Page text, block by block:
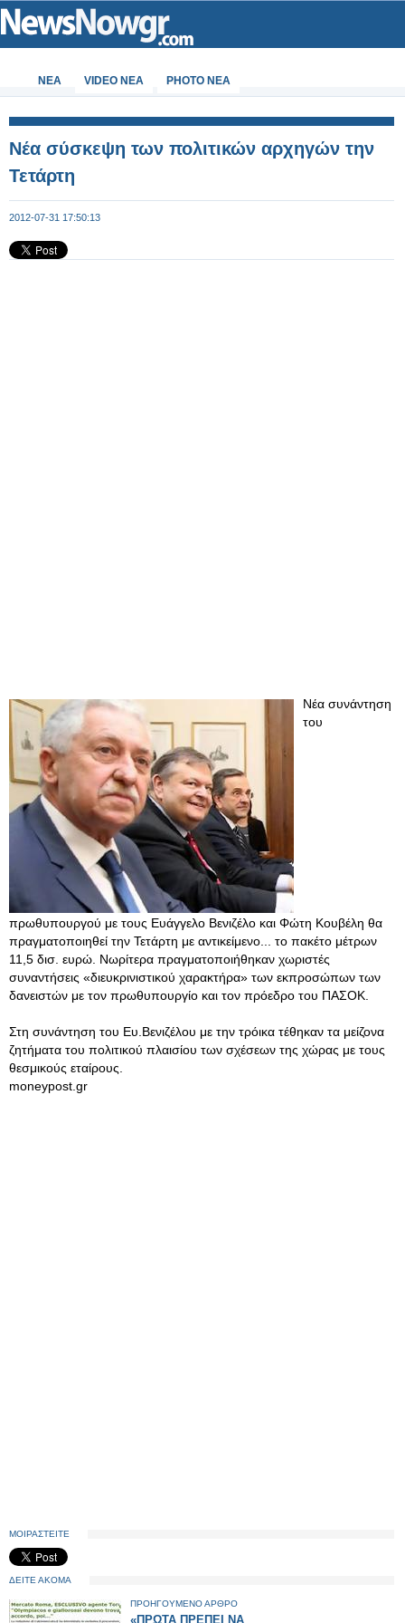
ΝΕΑ VIDEO NEA PHOTO NEA
Νέα σύσκεψη των πολιτικών αρχηγών την
Τετάρτη
2012-07-31 17:50:13
Νέα συνάντηση
του
πρωθυπουργού με τους Ευάγγελο Βενιζέλο και Φώτη Κουβέλη θα
πραγματοποιηθεί την Τετάρτη με αντικείμενο... το πακέτο μέτρων
11,5 δισ. ευρώ. Νωρίτερα πραγματοποιήθηκαν χωριστές
συναντήσεις «διευκρινιστικού χαρακτήρα» των εκπροσώπων των
δανειστών με τον πρωθυπουργίο και τον πρόεδρο του ΠΑΣΟΚ.
Στη συνάντηση του Ευ.Βενιζέλου με την τρόικα τέθηκαν τα μείζονα
ζητήματα του πολιτικού πλαισίου των σχέσεων της χώρας με τους
θεσμικούς εταίρους.
moneypost.gr
ΜΟΙΡΑΣΤΕΙΤΕ
ΔΕΙΤΕ ΑΚΟΜΑ
ΠΡΟΗΓΟΥΜΕΝΟ ΑΡΘΡΟ
«ΠΡΩΤΑ ΠΡΕΠΕΙ ΝΑ